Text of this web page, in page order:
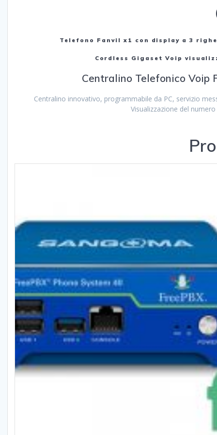
Telefono Fanvil x1 con display a 3
Cordless Gigaset Voip
Centralino Telefonico Voip
Centralino innovativo, programmabile da PC, servizio
Visualizzazione del